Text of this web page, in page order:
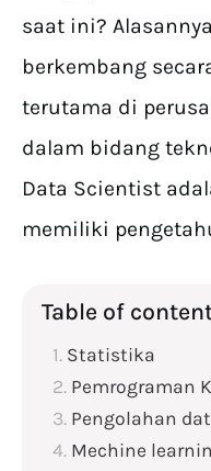
saat ini?
berkembang
terutama di
dalam bidang
Data Scientist
memiliki
Table of
Statistika
Pemrograman
Pengolahan
Mechine